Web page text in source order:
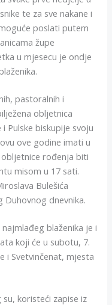
te za sve nakane i
poslati putem
župe
u mjesecu je ondje
pastoralnih i
obljetnica
Pulske biskupije svoju
ove godine imati u
obljetnice rođenja biti
misom u 17 sati.
Bulešića
dnevnika.
blaženika je i
koji će u subotu, 7.
i Svetvinčenat, mjesta
koristeći zapise iz